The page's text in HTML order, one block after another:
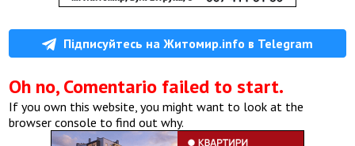
Підписуйтесь на Житомир.info в Telegram
Oh no, Comentario failed to start.
If you own this website, you might want to look at the
browser console to find out why.